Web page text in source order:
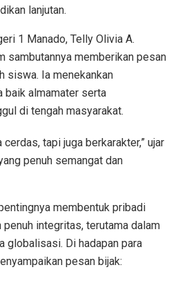
lanjutan.
1 Manado, Telly Olivia A.
sambutannya memberikan pesan
siswa. Ia menekankan
baik almamater serta
di tengah masyarakat.
cerdas, tapi juga berkarakter,” ujar
penuh semangat dan
membentuk pribadi
penuh integritas, terutama dalam
globalisasi. Di hadapan para
pesan bijak: